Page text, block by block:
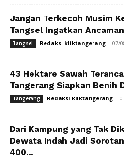
Jangan Terkecoh Musim
Tangsel Ingatkan
Tangsel Redaksi kliktangerang - 07/
43 Hektare Sawah
Tangerang Siapkan Benih
Tangerang Redaksi kliktangerang -
Dari Kampung yang Tak
Dewata Indah Jadi
400...